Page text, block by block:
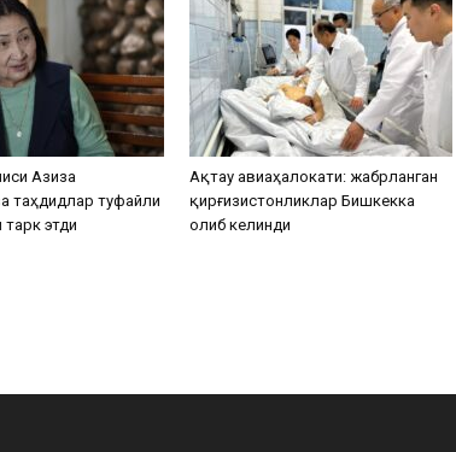
Азиза
таҳдидлар туфайли
тарк этди
Ақтау авиаҳалокати: жабрланган
қирғизистонликлар Бишкекка
олиб келинди